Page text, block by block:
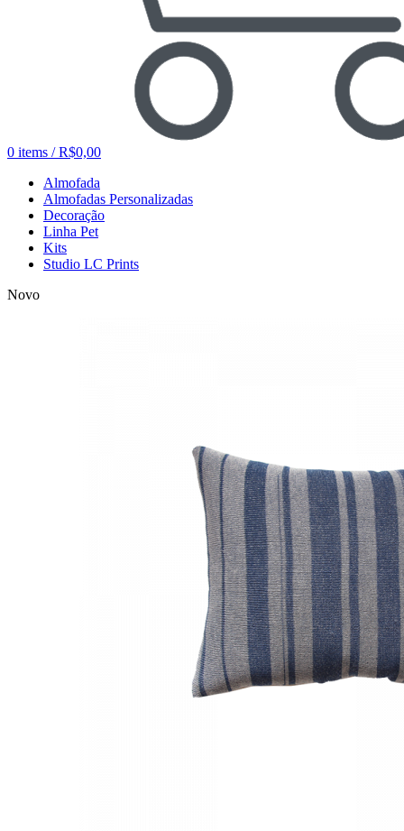
0 items / R$0,00
Almofada
Almofadas Personalizadas
Decoração
Linha Pet
Kits
Studio LC Prints
Novo